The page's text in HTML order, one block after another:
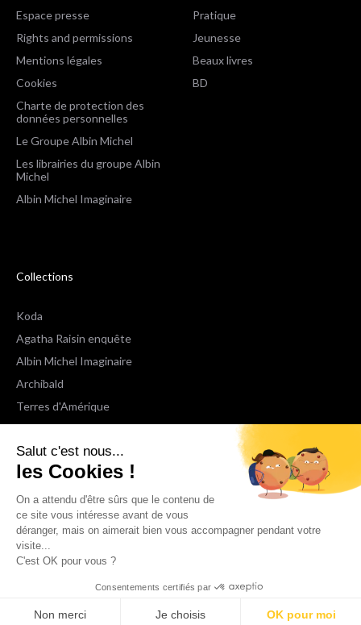
Salut c'est nous...
les Cookies !
On a attendu d'être sûrs que le contenu de
ce site vous intéresse avant de vous
déranger, mais on aimerait bien vous accompagner pendant votre
visite...
C'est OK pour vous ?
Consentements certifiés par
Non merci Je choisis OK pour moi
Espace presse
Rights and permissions
Mentions légales
Cookies
Charte de protection des
données personnelles
Le Groupe Albin Michel
Les librairies du groupe Albin
Michel
Albin Michel Imaginaire
Pratique
Jeunesse
Beaux livres
BD
Collections
Koda
Agatha Raisin enquête
Albin Michel Imaginaire
Archibald
Terres d'Amérique
Espaces Libres Poche
NOX
Wiz
Voir toutes les collections
Nous suivre